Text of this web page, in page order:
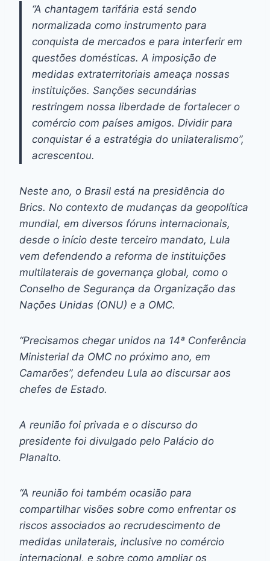
“A chantagem tarifária está sendo
normalizada como instrumento para
conquista de mercados e para interferir em
questões domésticas. A imposição de
medidas extraterritoriais ameaça nossas
instituições. Sanções secundárias
restringem nossa liberdade de fortalecer o
comércio com países amigos. Dividir para
conquistar é a estratégia do unilateralismo”,
acrescentou.
Neste ano, o Brasil está na presidência do
Brics. No contexto de mudanças da geopolítica
mundial, em diversos fóruns internacionais,
desde o início deste terceiro mandato, Lula
vem defendendo a reforma de instituições
multilaterais de governança global, como o
Conselho de Segurança da Organização das
Nações Unidas (ONU) e a OMC.
“Precisamos chegar unidos na 14ª Conferência
Ministerial da OMC no próximo ano, em
Camarões”, defendeu Lula ao discursar aos
chefes de Estado.
A reunião foi privada e o discurso do
presidente foi divulgado pelo Palácio do
Planalto.
“A reunião foi também ocasião para
compartilhar visões sobre como enfrentar os
riscos associados ao recrudescimento de
medidas unilaterais, inclusive no comércio
internacional, e sobre como ampliar os